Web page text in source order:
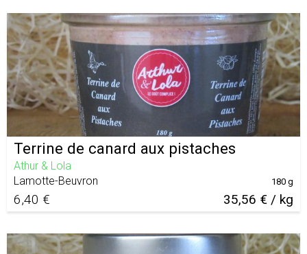
Terrine de canard aux pistaches
Athur & Lola
Lamotte-Beuvron
6,40 € 35,56 € / kg
180 g